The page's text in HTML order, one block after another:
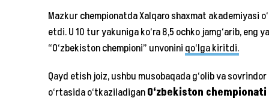
Mazkur chempionatda Xalqaro shaxmat akademiyasi
etdi. U 10 tur yakuniga ko‘ra 8,5 ochko jamg‘arib,
“O‘zbekiston chempioni” unvonini qo‘lga kiritdi.
Qayd etish joiz, ushbu musobaqada g‘olib va
o‘rtasida o‘tkaziladiganO‘zbekiston